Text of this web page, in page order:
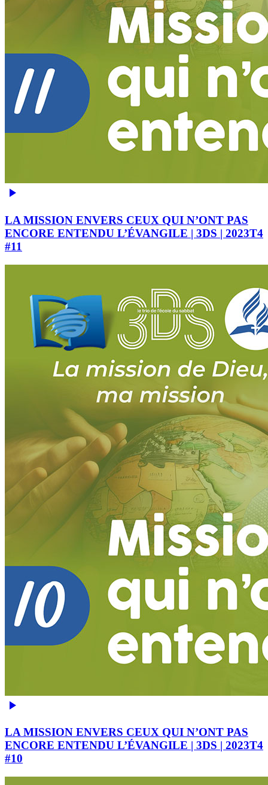
LA MISSION ENVERS CEUX QUI N’ONT PAS
ENCORE ENTENDU L’ÉVANGILE | 3DS | 2023T4
#11
LA MISSION ENVERS CEUX QUI N’ONT PAS
ENCORE ENTENDU L’ÉVANGILE | 3DS | 2023T4
#10